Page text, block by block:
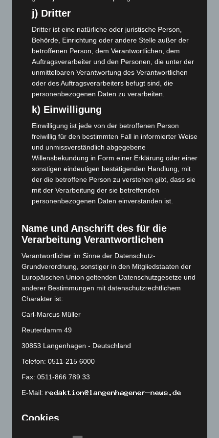
Februar 2024
Januar 2024(111)
Dezember 2023(130)
November 2023 (130)
Oktober 2023(114)
September 2023(133)
August 2023(134)
Juli 2023 (118)
Juni 2023
(142)
Mai 2023(139)
April 2023(155)
März 2023(174)
Februar 2023(154)
Januar 2023 (140)
November 2022(167)
Oktober 2022(166)
September 2022(205)
August 2022(166)
Juli 2022
Juni 2022(167)
Mai 2022(177)
April 2022(198)
März 2022
(221)
Oktober 2021
j) Dritter
Dritter ist eine natürliche oder juristische Person,
Behörde, Einrichtung oder andere Stelle außer der
betroffenen Person, dem Verantwortlichen, dem
Auftragsverarbeiter und den Personen, die unter der
unmittelbaren Verantwortung des Verantwortlichen
oder des Auftragsverarbeiters befugt sind, die
personenbezogenen Daten zu verarbeiten.
k) Einwilligung
Einwilligung ist jede von der betroffenen Person
freiwillig für den bestimmten Fall in informierter Weise
und unmissverständlich abgegebene
Willensbekundung in Form einer Erklärung oder einer
sonstigen eindeutigen bestätigenden Handlung, mit
der die betroffene Person zu verstehen gibt, dass sie
mit der Verarbeitung der sie betreffenden
personenbezogenen Daten einverstanden ist.
Name und Anschrift des für die
Verarbeitung Verantwortlichen
Verantwortlicher im Sinne der Datenschutz-
Grundverordnung, sonstiger in den Mitgliedstaaten der
Europäischen Union geltenden Datenschutzgesetze und
anderer Bestimmungen mit datenschutzrechtlichem
Charakter ist:
Carl-Marcus Müller
Reuterdamm 49
30853 Langenhagen - Deutschland
Telefon: 0511-215 6000
Fax: 0511-866 789 33
E-Mail:
Cookies